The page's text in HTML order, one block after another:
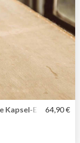
Kapsel- 64,90 €